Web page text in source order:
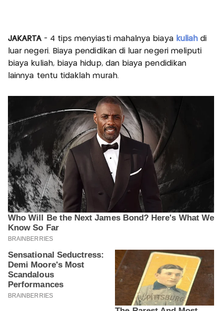
JAKARTA- 4 tips menyiasti mahalnya biayakuliah di
luar negeri. Biaya pendidikan di luar negeri meliputi
biaya kuliah, biaya hidup, dan biaya pendidikan
lainnya tentu tidaklah murah.